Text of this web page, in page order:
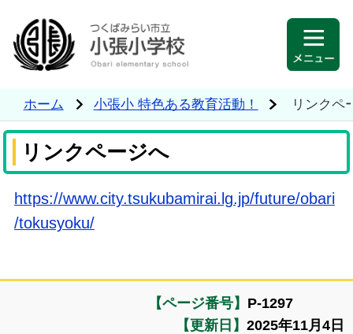
ホーム 小張小 特色ある教育活動！ リンクペ
リンクページへ
https://www.city.tsukubamirai.lg.jp/future/obari
/tokusyoku/
【ページ番号】 P-1297
【更新日】 2025年11月4日